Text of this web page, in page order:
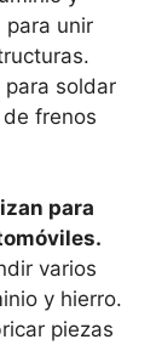
para unir
para soldar
frenos
para
varios
y hierro.
piezas